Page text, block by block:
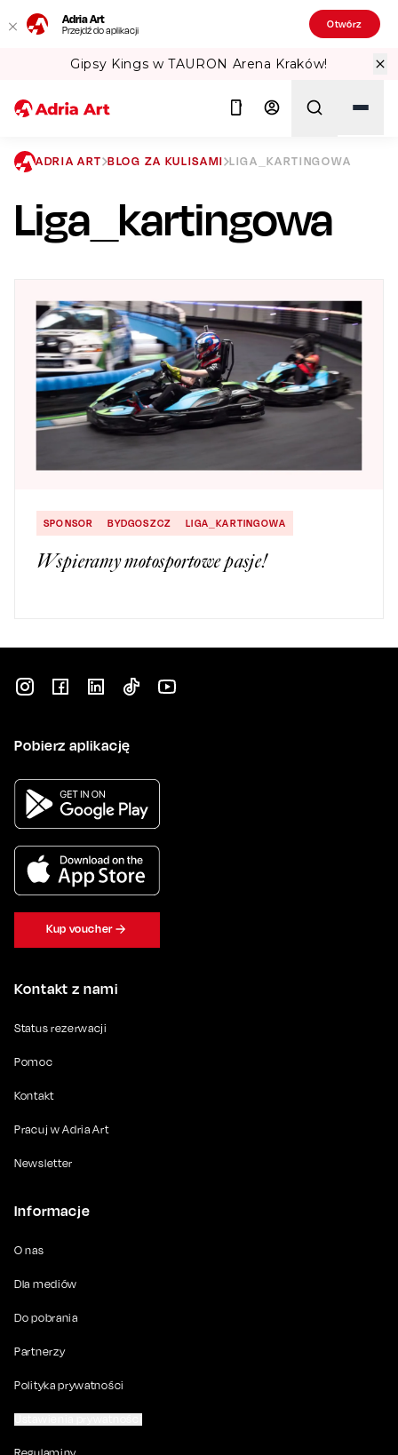
Adria Art
Przejdź do aplikacji Otwórz
Arena Kraków! Sprawdź
Szukaj
ADRIA ART BLOG ZA KULISAMI LIGA_KARTINGOWA
Liga_kartingowa
SPONSOR BYDGOSZCZ LIGA_KARTINGOWA
Wspieramy motosportowe pasje!
Kontakt z nami
Status rezerwacji
Pomoc
Kontakt
Pracuj w Adria Art
Newsletter
Informacje
O nas
Dla mediów
Do pobrania
Partnerzy
Polityka prywatności
Pobierz aplikację
Kup voucher